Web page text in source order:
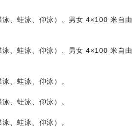
、蛙泳、仰泳）、男女 4×100 米自由
、蛙泳、仰泳）、男女 4×100 米自由
、蛙泳、仰泳）。
、蛙泳、仰泳）。
、蛙泳、仰泳）。